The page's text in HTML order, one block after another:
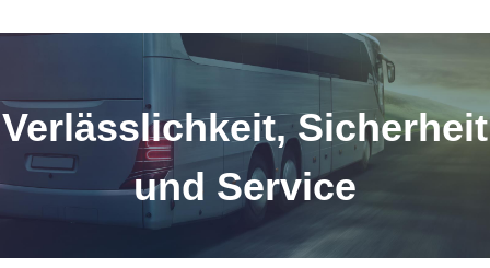
Verlässlichkeit,Sicherheit
und Service